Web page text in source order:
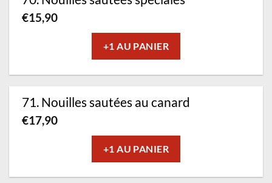
€15,90
+1 AU PANIER
71. Nouilles sautées au canard
€17,90
+1 AU PANIER